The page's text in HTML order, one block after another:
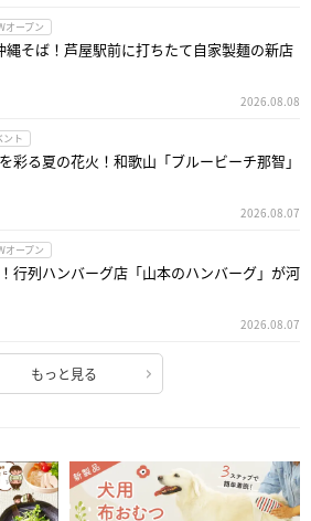
オープン
縄そば！芦屋駅前に打ちたて自家製麺の新店
2026.08.08
ント
彩る夏の花火！和歌山「ブルービーチ那智」
2026.08.07
オープン
行列ハンバーグ店「山本のハンバーグ」が河
2026.08.07
もっと見る